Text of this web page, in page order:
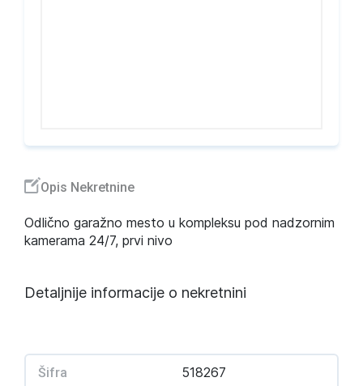
Opis Nekretnine
Odlično garažno mesto u kompleksu pod nadzornim
kamerama 24/7, prvi nivo
Detaljnije informacije o nekretnini
Šifra 518267